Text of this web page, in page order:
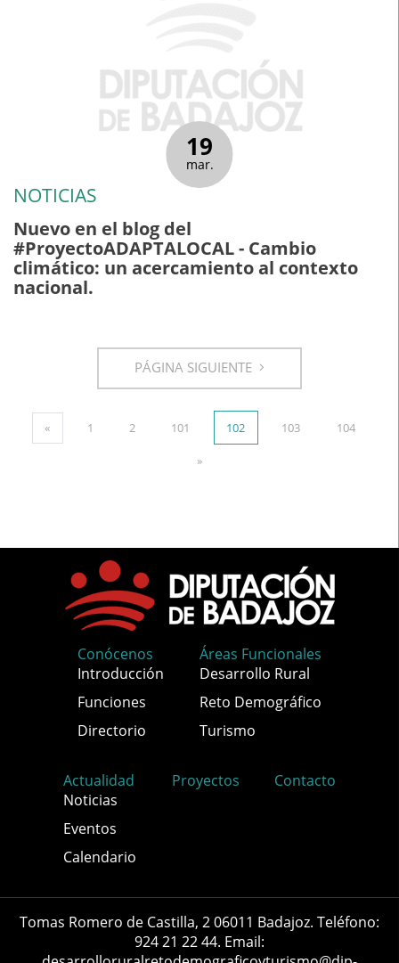
19
mar.
NOTICIAS
Nuevo en el blog del
#ProyectoADAPTALOCAL - Cambio
climático: un acercamiento al contexto
nacional.
PÁGINA SIGUIENTE
« 1 2 101 102 103 104
»
Conócenos
Introducción
Funciones
Directorio
Áreas Funcionales
Desarrollo Rural
Reto Demográfico
Turismo
Actualidad
Noticias
Eventos
Calendario
Proyectos Contacto
Tomas Romero de Castilla, 2 06011 Badajoz. Teléfono:
924 21 22 44. Email: